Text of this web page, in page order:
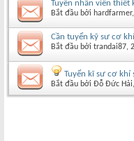
Tuyển nhân viên thiết
Bắt đầu bởi hardfarmer
Cần tuyển kỹ sư cơ
Bắt đầu bởi trandai87‎,
Tuyển kĩ sư cơ khí
Bắt đầu bởi Đỗ Đức Hải